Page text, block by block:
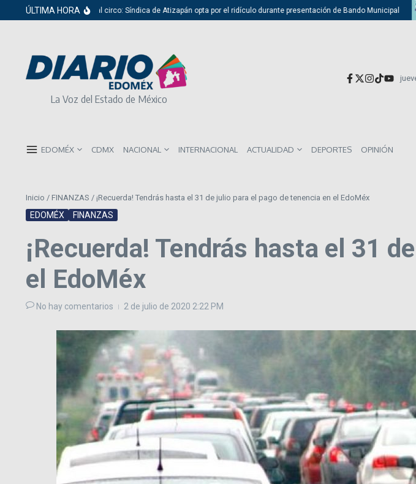
Saltar al contenido
ÚLTIMA HORA
Del cabildo al circo: Síndica de Atizapán opta por el ridículo durante presentación de Bando Municipal
La Voz del Estado de México
EDOMÉX CDMX NACIONAL INTERNACIONAL ACTUALIDAD DEPORTES OPINIÓN
Inicio / FINANZAS / ¡Recuerda! Tendrás hasta el 31 de julio para el pago de tenencia en el EdoMéx
EDOMÉX FINANZAS
¡Recuerda! Tendrás hasta el 31
el EdoMéx
No hay comentarios 2 de julio de 2020 2:22 PM